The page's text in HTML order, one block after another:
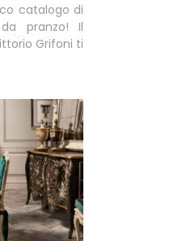
catalogo di
pranzo! Il
Grifoni ti